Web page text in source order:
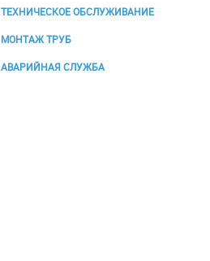
ТЕХНИЧЕСКОЕ ОБСЛУЖИВАНИЕ
МОНТАЖ ТРУБ
АВАРИЙНАЯ СЛУЖБА